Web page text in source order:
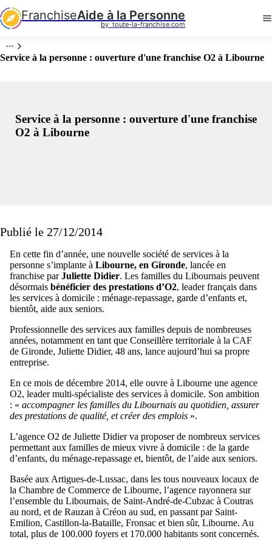
FranchiseAide à la Personne
by  toute-la-franchise.com
Service à la personne : ouverture d'une franchise O2 à Libourne
Service à la personne : ouverture d'une franchise
O2 à Libourne
Publié le 27/12/2014
En cette fin d’année, une nouvelle société de services à la
personne s’implante à Libourne, en Gironde, lancée en
franchise parJuliette Didier. Les familles du Libournais peuvent
désormais bénéficier des prestations d’O2, leader français dans
les services à domicile : ménage-repassage, garde d’enfants et,
bientôt, aide aux seniors.
Professionnelle des services aux familles depuis de nombreuses
années, notamment en tant que Conseillère territoriale à la CAF
de Gironde, Juliette Didier, 48 ans, lance aujourd’hui sa propre
entreprise.
En ce mois de décembre 2014, elle ouvre à Libourne une agence
O2, leader multi-spécialiste des services à domicile. Son ambition
: « accompagner les familles du Libournais au quotidien, assurer
des prestations de qualité, et créer des emplois ».
L’agence O2 de Juliette Didier va proposer de nombreux services
permettant aux familles de mieux vivre à domicile : de la garde
d’enfants, du ménage-repassage et, bientôt, de l’aide aux seniors.
Basée aux Artigues-de-Lussac, dans les tous nouveaux locaux de
la Chambre de Commerce de Libourne, l’agence rayonnera sur
l’ensemble du Libournais, de Saint-André-de-Cubzac à Coutras
au nord, et de Rauzan à Créon au sud, en passant par Saint-
Emilion, Castillon-la-Bataille, Fronsac et bien sûr, Libourne. Au
total, plus de 100.000 foyers et 170.000 habitants sont concernés.